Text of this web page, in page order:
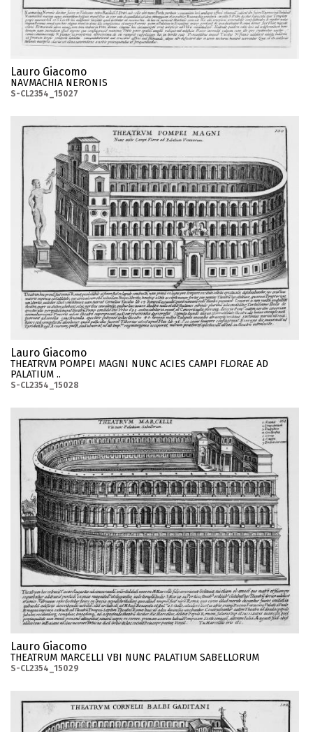
Lauro Giacomo
NAVMACHIA NERONIS
S-CL2354_15027
Lauro Giacomo
THEATRVM POMPEI MAGNI NUNC ACIES CAMPI FLORAE AD
PALATIUM ..
S-CL2354_15028
Lauro Giacomo
THEATRUM MARCELLI VBI NUNC PALATIUM SABELLORUM
S-CL2354_15029